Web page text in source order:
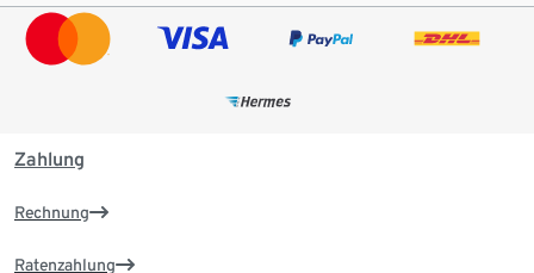
Zahlung
Rechnung
Ratenzahlung